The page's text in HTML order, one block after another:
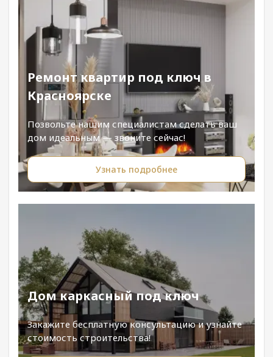
Ремонт квартир под ключ в
Красноярске
Позвольте нашим специалистам сделать ваш
дом идеальным — звоните сейчас!
Узнать подробнее
Дом каркасный под ключ
Закажите бесплатную консультацию и узнайте
стоимость строительства!